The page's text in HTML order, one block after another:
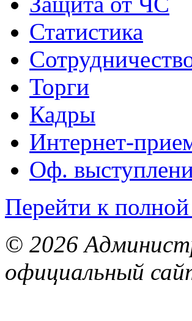
Статистика
Торги
Кадры
Интернет-
Оф.
Перейти к полной
© 2026
официальный